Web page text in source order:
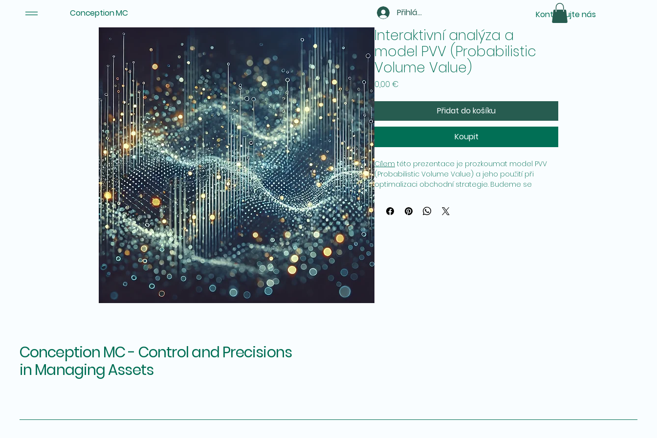
Conception MC Přihlásit se Kontaktujte nás
Interaktivní analýza a
model PVV (Probabilistic
Volume Value)
0,00 €
Přidat do košíku
Koupit
Cílem této prezentace je prozkoumat model PVV
(Probabilistic Volume Value) a jeho použití při
optimalizaci obchodní strategie. Budeme se
dopadem modelu na obchodní rozhodnutí.
Conception MC - Control and Precisions
in Managing Assets